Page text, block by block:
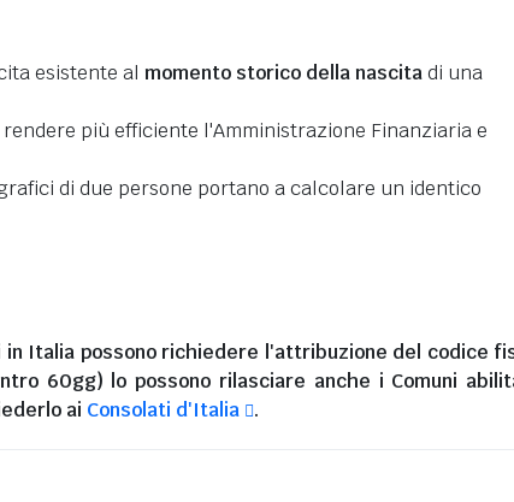
esistente al momento storico della nascitadi una
più efficiente l'Amministrazione Finanziaria e
di due persone portano a calcolare un identico
Italia possono richiedere l'attribuzione del codice
60gg) lo possono rilasciare anche i Comuni
ai Consolati d'Italia .